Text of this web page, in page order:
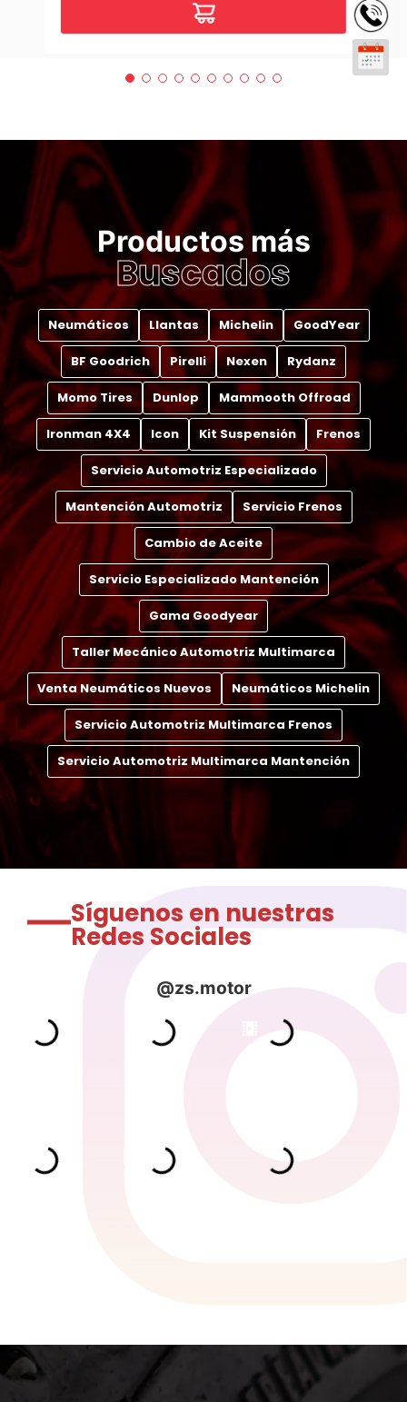
Productos más
Buscados
Neumáticos Llantas Michelin GoodYear
BF Goodrich Pirelli Nexen Rydanz
Momo Tires Dunlop Mammooth Offroad
Ironman 4X4 Icon Kit Suspensión Frenos
Servicio Automotriz Especializado
Mantención Automotriz Servicio Frenos
Cambio de Aceite
Servicio Especializado Mantención
Gama Goodyear
Taller Mecánico Automotriz Multimarca
Venta Neumáticos Nuevos Neumáticos Michelin
Servicio Automotriz Multimarca Frenos
Servicio Automotriz Multimarca Mantención
Síguenos en nuestras
Redes Sociales